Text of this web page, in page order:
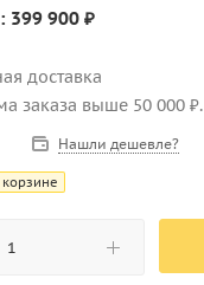
399 900 ₽
доставка
заказа выше 50 000 ₽.
Нашли дешевле?